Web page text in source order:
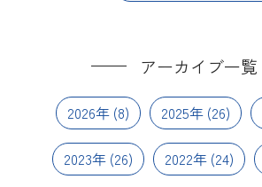
アーカイブ一覧
2026年(8) 2025年(26)
2023年 (26) 2022年 (24)